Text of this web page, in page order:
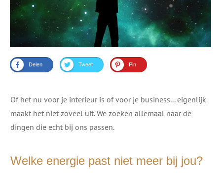
Delen Tweet Pin
Of het nu voor je interieur is of voor je business... eigenlijk
maakt het niet zoveel uit. We zoeken allemaal naar de
dingen die echt bij ons passen.
Welke energie past niet meer bij jou?